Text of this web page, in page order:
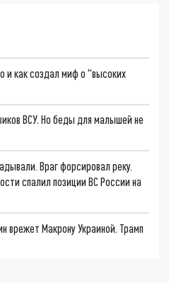
и как создал миф о "высоких
ВСУ. Но беды для малышей не
Враг форсировал реку.
спалил позиции ВС России на
врежет Макрону Украиной. Трамп